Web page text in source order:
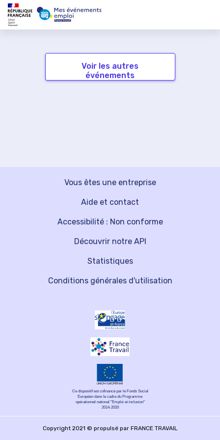
Voir les autres
événements
Vous êtes une entreprise
Découvrir notre API
Aide et contact
Statistiques
Accessibilité : Non conforme
Conditions générales d'utilisation
Ce dispositif est cofinancé par le Fonds Social
Européen dans le cadre du Programme
opérationnel national "Emploi et inclusion"
2014-2020
Copyright 2021 © propulsé par FRANCE TRAVAIL